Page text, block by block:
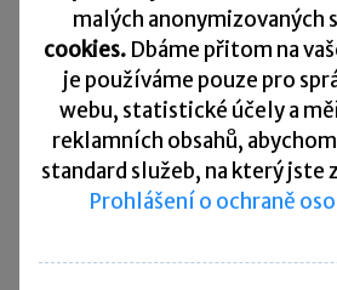
Splatnost záloh na silniční daň
období 2022 je v těchto
19. 4.(rozhodným
15. 7.(rozhodným
17. 10.(rozhodným
malých anonymizovaných
cookies. Dbáme přitom na
je používáme pouze pro
webu, statistické účely a
reklamních obsahů,
standard služeb, na který jste
Prohlášení o ochraně